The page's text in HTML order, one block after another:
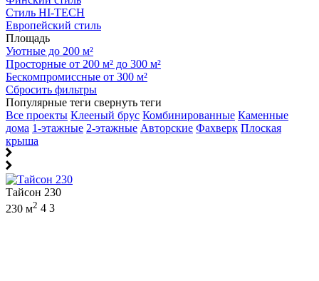
Стиль HI-TECH
Европейский стиль
Площадь
Уютные до 200 м²
Просторные от 200 м² до 300 м²
Бескомпромиссные от 300 м²
Сбросить фильтры
Популярные теги свернуть теги
Все проекты Клееный брус Комбинированные Каменные
дома 1-этажные 2-этажные Авторские Фахверк Плоская
крыша
Тайсон 230
230 м2 4 3